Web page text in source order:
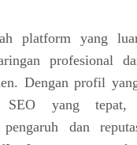
platform yang
profesional
Dengan profil
SEO yang tepat,
pengaruh dan